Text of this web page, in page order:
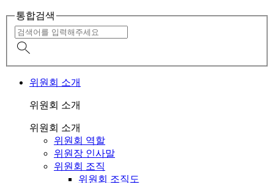
통합검색
위원회 소개
위원회 소개
위원회 소개
위원회 역할
위원장 인사말
위원회 조직
위원회 조직도